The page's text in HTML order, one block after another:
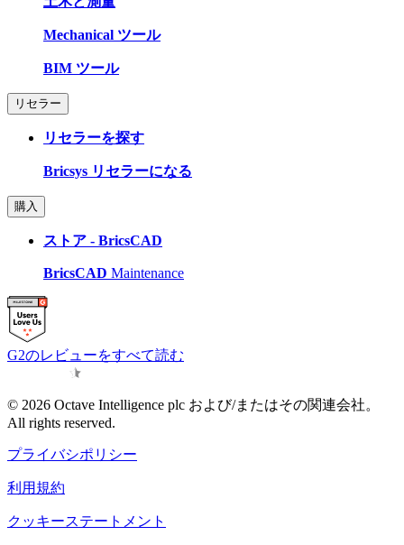
Mechanical ツール
BIM ツール
リセラー
リセラーを探す
Bricsys リセラーになる
購入
ストア - BricsCAD
BricsCAD Maintenance
G2のレビューをすべて読む
© 2026 Octave Intelligence plc および/またはその関連会社。
All rights reserved.
プライバシポリシー
利用規約
クッキーステートメント